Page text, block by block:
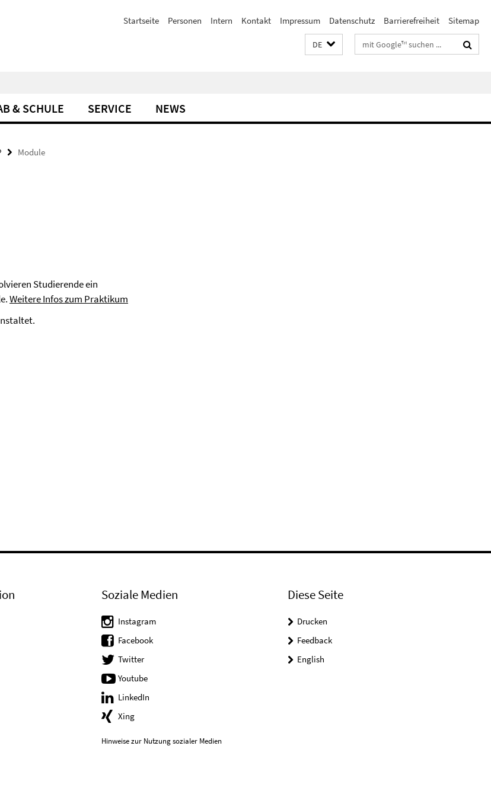
Startseite Personen Intern Kontakt Impressum Datenschutz Barrierefreiheit Sitemap
DE Suchbegriffe
& SCHULE SERVICE NEWS
Module
Studierende ein
Weitere Infos zum Praktikum
Soziale Medien
Instagram
Facebook
Twitter
Youtube
LinkedIn
Xing
Hinweise zur Nutzung sozialer Medien
Diese Seite
Drucken
Feedback
English